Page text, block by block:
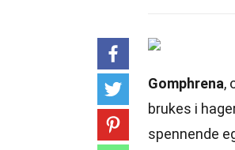
Gomphrena,
brukes i
spennende